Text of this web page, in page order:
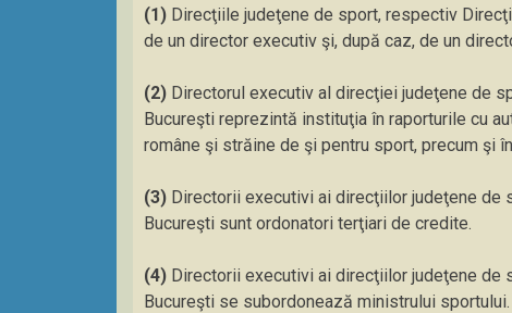
(1) Direcţiile judeţene de sport, respectiv
de un director executiv şi, după caz, de un
(2) Directorul executiv al direcţiei judeţene de
Bucureşti reprezintă instituţia în raporturile cu
române şi străine de şi pentru sport, precum şi
(3) Directorii executivi ai direcţiilor judeţene de
Bucureşti sunt ordonatori terţiari de credite.
(4) Directorii executivi ai direcţiilor judeţene de
Bucureşti se subordonează ministrului sportului.